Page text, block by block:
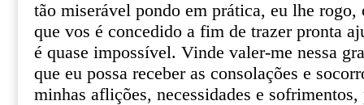
tão miserável pondo em prática, eu lhe
que vos é concedido a fim de trazer pronta
é quase impossível. Vinde valer-me nessa
que eu possa receber as consolações e
minhas aflições, necessidades e